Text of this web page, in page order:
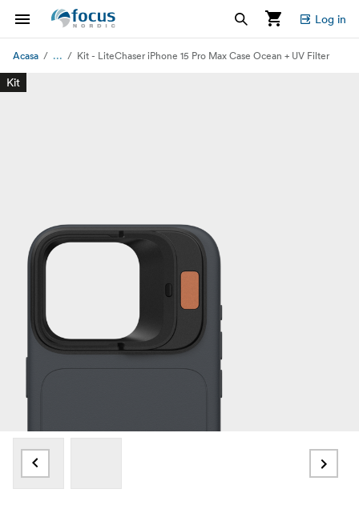
Log in
Acasa ... Kit - LiteChaser iPhone 15 Pro Max Case Ocean + UV Filter
Kit